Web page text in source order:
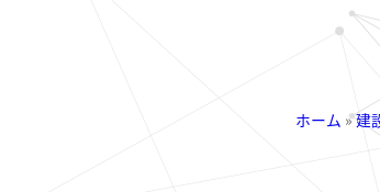
ホーム »建